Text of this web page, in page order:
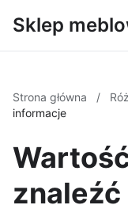
Sklep
Strona główna /
informacje